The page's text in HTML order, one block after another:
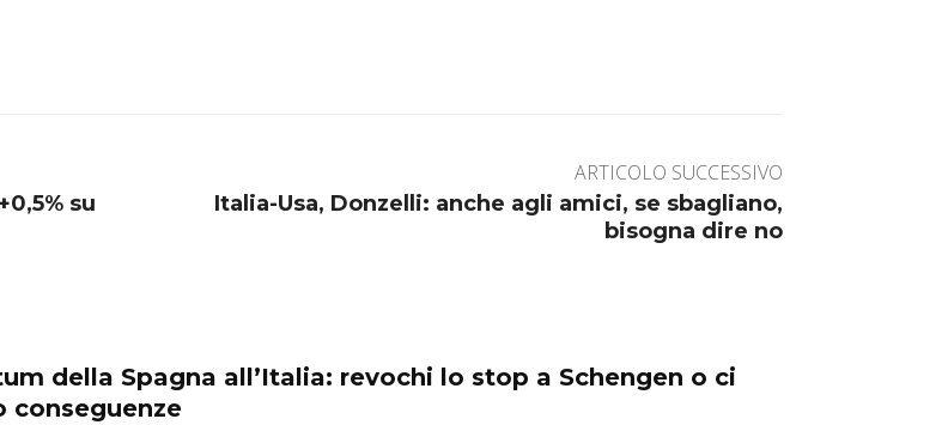
su
ARTICOLO SUCCESSIVO
Italia-Usa, Donzelli: anche agli amici, se sbagliano,
bisogna dire no
della Spagna all’Italia: revochi lo stop a Schengen o ci
conseguenze